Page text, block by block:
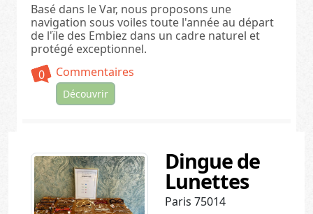
Basé dans le Var, nous proposons une
navigation sous voiles toute l'année au départ
de l'ïle des Embiez dans un cadre naturel et
protégé exceptionnel.
0
Commentaires
Découvrir
Dingue de
Lunettes
Paris 75014